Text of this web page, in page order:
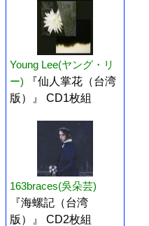
Young Lee(ヤング・リ
ー)
『仙人掌花（台湾
版）』 CD1枚組
163braces(吳朵芸)
『海螺記（台湾
版）』 CD2枚組